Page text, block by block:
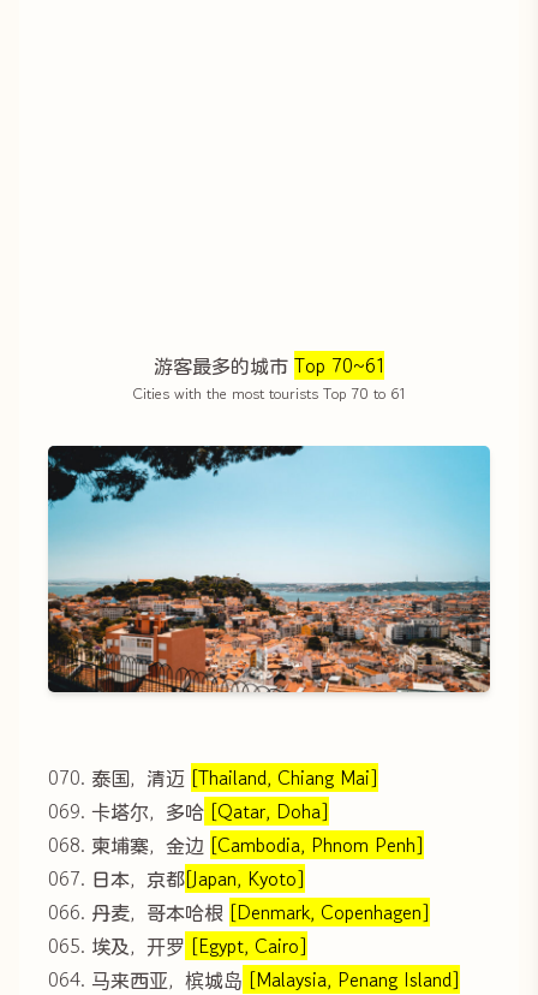
游客最多的城市 Top 70~61
Cities with the most tourists Top 70 to 61
070. 泰国，清迈 [Thailand, Chiang Mai]
069. 卡塔尔，多哈 [Qatar, Doha]
068. 柬埔寨，金边 [Cambodia, Phnom Penh]
067. 日本，京都[Japan, Kyoto]
066. 丹麦，哥本哈根 [Denmark, Copenhagen]
065. 埃及，开罗 [Egypt, Cairo]
064. 马来西亚，槟城岛 [Malaysia, Penang Island]